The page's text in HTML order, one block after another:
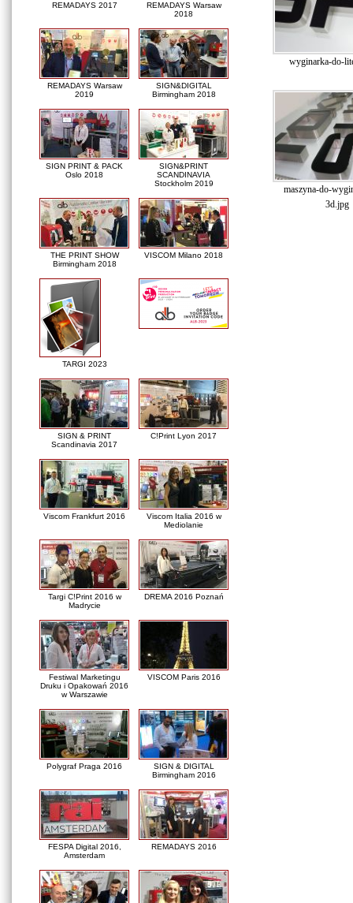
REMADAYS 2017
REMADAYS Warsaw
2018
REMADAYS Warsaw
2019
SIGN&DIGITAL
Birmingham 2018
SIGN PRINT & PACK
Oslo 2018
SIGN&PRINT
SCANDINAVIA
Stockholm 2019
THE PRINT SHOW
Birmingham 2018
VISCOM Milano 2018
TARGI 2023
SIGN & PRINT
Scandinavia 2017
C!Print Lyon 2017
Viscom Frankfurt 2016
Viscom Italia 2016 w
Mediolanie
Targi C!Print 2016 w
Madrycie
DREMA 2016 Poznań
Festiwal Marketingu
Druku i Opakowań 2016
w Warszawie
VISCOM Paris 2016
Polygraf Praga 2016
SIGN & DIGITAL
Birmingham 2016
FESPA Digital 2016,
Amsterdam
REMADAYS 2016
wyginarka-do-
maszyna-do-
3d.jpg